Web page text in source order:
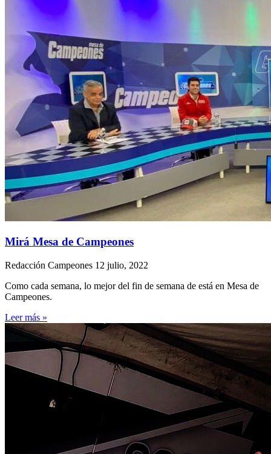
Mirá Mesa de Campeones
Redacción Campeones 12 julio, 2022
Como cada semana, lo mejor del fin de semana de está en Mesa de
Campeones.
Leer más »